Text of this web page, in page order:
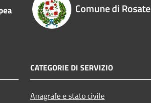
Comune di Rosate
CATEGORIE DI SERVIZIO
Anagrafe e stato civile